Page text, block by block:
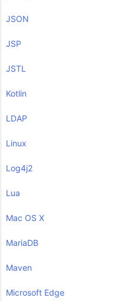
JSON
JSP
JSTL
Kotlin
LDAP
Linux
Log4j2
Lua
Mac OS X
MariaDB
Maven
Microsoft Edge